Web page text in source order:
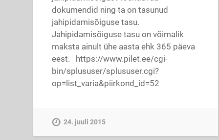
dokumendid ning ta on tasunud
jahipidamisõiguse tasu.
Jahipidamisõiguse tasu on võimalik
maksta ainult ühe aasta ehk 365 päeva
eest. https://www.pilet.ee/cgi-
bin/splususer/splususer.cgi?
op=list_varia&piirkond_id=52
24. juuli 2015